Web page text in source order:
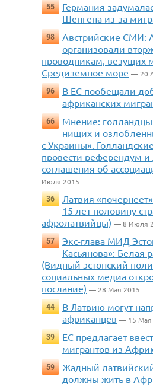
55
Германия
Шенгена из-за
98
Австрийские СМИ:
организовали
проводникам, везущих
Средиземное море — 20
96
В ЕС пообещали
африканских
66
Мнение: голландцы
нищих и
с Украины».
провести референдум
соглашения об
Июля 2015
36
Латвия
15 лет половину
афролатвийцы) — 8 Июля
57
Экс-глава МИД
Касьянова»: Белая
(Видный эстонский
социальных медиа
послание) — 28 Мая 2015
44
В Латвию могут
африканцев — 15 Мая
39
ЕС предлагает
мигрантов из
59
Жадный
должны жить в